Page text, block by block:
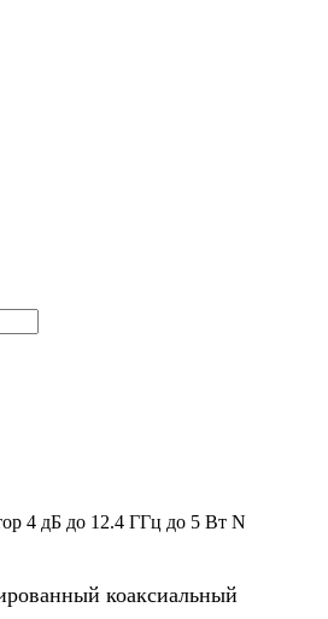
4 дБ до 12.4 ГГц до 5 Вт N
коаксиальный